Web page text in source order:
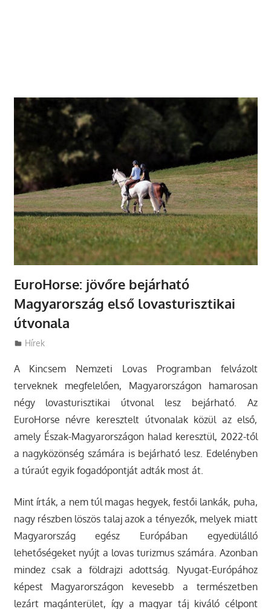
EuroHorse: jövőre bejárható
Magyarország első lovasturisztikai
útvonala
Utazasok.org
Hírek
A Kincsem Nemzeti Lovas Programban felvázolt
terveknek megfelelően, Magyarországon hamarosan
négy lovasturisztikai útvonal lesz bejárható. Az
EuroHorse névre keresztelt útvonalak közül az első,
amely Észak-Magyarországon halad keresztül, 2022-től
a nagyközönség számára is bejárható lesz. Edelényben
a túraút egyik fogadópontját adták most át.
Mint írták, a nem túl magas hegyek, festői lankák, puha,
nagy részben löszös talaj azok a tényezők, melyek miatt
Magyarország egész Európában egyedülálló
lehetőségeket nyújt a lovas turizmus számára. Azonban
mindez csak a földrajzi adottság. Nyugat-Európához
képest Magyarországon kevesebb a természetben
lezárt magánterület, így a magyar táj kiváló célpont